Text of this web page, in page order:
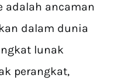
adalah ancaman
dalam dunia
lunak
perangkat,